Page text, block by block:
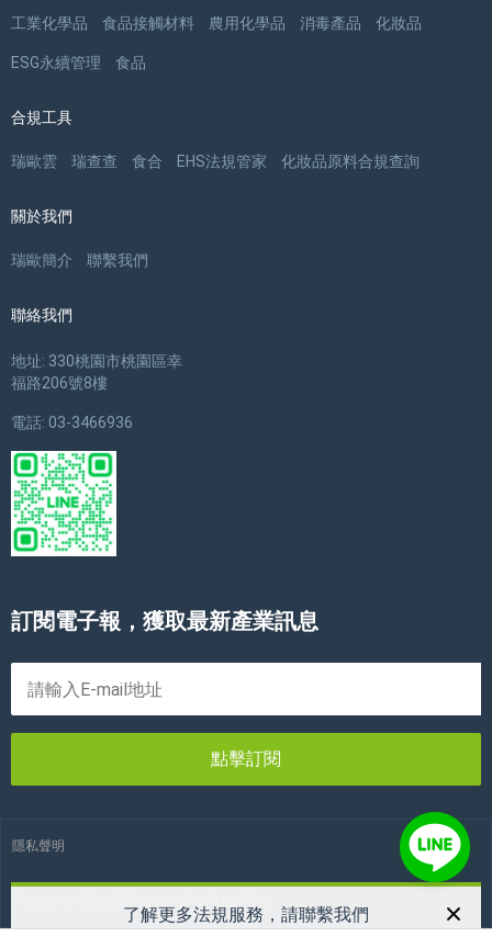
了解更多法規服務，請聯繫我們
工業化學品 食品接觸材料 農用化學品 消毒產品 化妝品
ESG永續管理 食品
合規工具
瑞歐雲 瑞查查 食合 EHS法規管家 化妝品原料合規查詢
關於我們
瑞歐簡介 聯繫我們
聯絡我們
地址: 330桃園市桃園區幸
福路206號8樓
電話: 03-3466936
訂閱電子報，獲取最新產業訊息
點擊訂閱
隱私聲明